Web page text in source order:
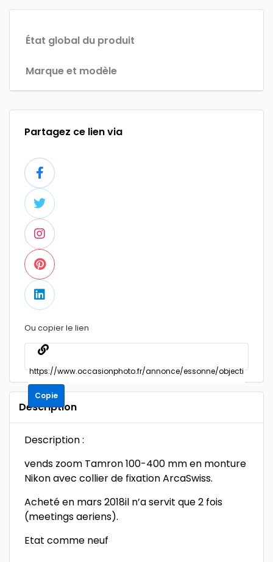
État global du produit
Marque et modèle
Partagez ce lien via
Ou copier le lien
Copie
Description
Description :
vends zoom Tamron 100-400 mm en monture
Nikon avec collier de fixation ArcaSwiss.
Acheté en mars 2018il n’a servit que 2 fois
(meetings aeriens).
Etat comme neuf